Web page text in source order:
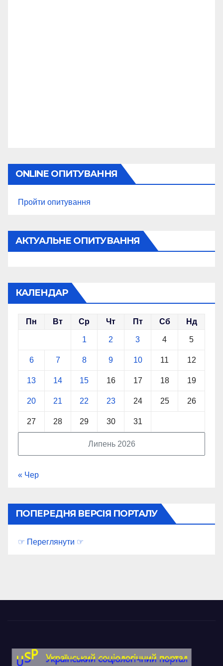
ONLINE ОПИТУВАННЯ
Пройти опитування
АКТУАЛЬНЕ ОПИТУВАННЯ
КАЛЕНДАР
Липень 2026
Пн Вт Ср Чт Пт Сб Нд
1 2 3 4 5
6 7 8 9 10 11 12
13 14 15 16 17 18 19
20 21 22 23 24 25 26
27 28 29 30 31
« Чер
ПОПЕРЕДНЯ ВЕРСІЯ ПОРТАЛУ
☞ Переглянути ☞